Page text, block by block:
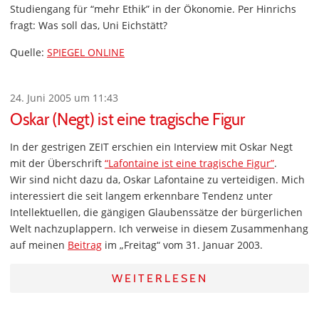
Studiengang für “mehr Ethik” in der Ökonomie. Per Hinrichs
fragt: Was soll das, Uni Eichstätt?
Quelle: SPIEGEL ONLINE
24. Juni 2005 um 11:43
Oskar (Negt) ist eine tragische Figur
In der gestrigen ZEIT erschien ein Interview mit Oskar Negt
mit der Überschrift “Lafontaine ist eine tragische Figur”.
Wir sind nicht dazu da, Oskar Lafontaine zu verteidigen. Mich
interessiert die seit langem erkennbare Tendenz unter
Intellektuellen, die gängigen Glaubenssätze der bürgerlichen
Welt nachzuplappern. Ich verweise in diesem Zusammenhang
auf meinen Beitrag im „Freitag“ vom 31. Januar 2003.
WEITERLESEN